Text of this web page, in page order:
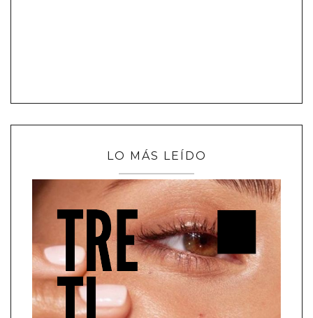
LO MÁS LEÍDO